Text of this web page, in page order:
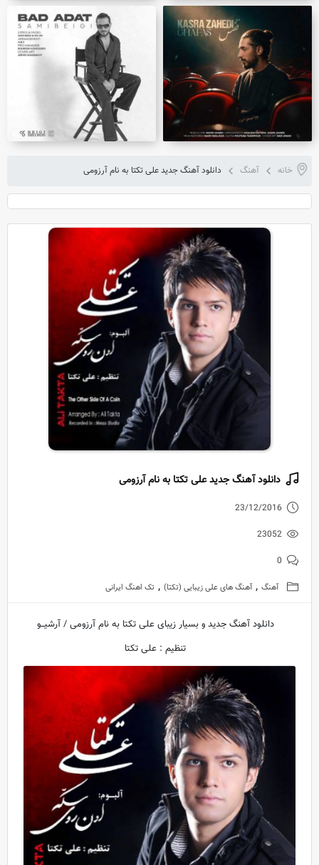
خانه آهنگ دانلود آهنگ جدید علی تکتا به نام آرزومی
دانلود آهنگ جدید علی تکتا به نام آرزومی
23/12/2016
23052
0
آهنگ , آهنگ های علی زیبایی (تکتا) , تک اهنگ ایرانی
دانلود آهنگ جدید و بسیار زیبای علی تکتا به نام آرزومی / آرشیــو
تنظیم : علی تکتا